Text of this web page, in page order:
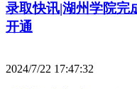
录取快讯|湖州学院完
开通
2024/7/22 17:47:32